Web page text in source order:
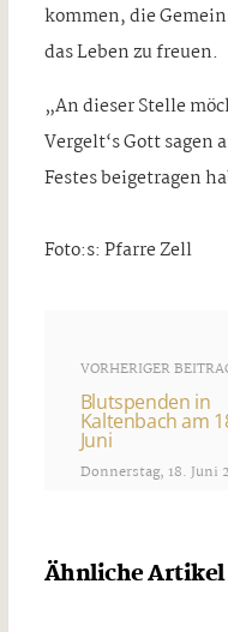
kommen, die
das Leben zu freuen.
„An dieser Stelle
Vergelt‘s Gott sagen
Festes beigetragen
Foto:s: Pfarre Zell
VORHERIGER
Blutspenden in
Kaltenbach am
Juni
Donnerstag, 18. Juni
Ähnliche Artikel